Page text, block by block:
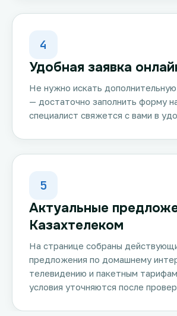
4
Удобная заявка
Не нужно искать
— достаточно заполнить форму
специалист свяжется с вами в
5
Актуальные
Казахтелеком
На странице собраны
предложения по домашнему
телевидению и пакетным
условия уточняются после